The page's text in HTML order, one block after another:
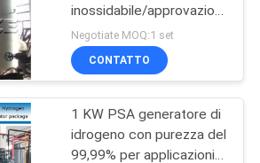
inossidabile/approvazione
dello SGS/CCS/iso
Negotiate MOQ:1 set
CONTATTO
1 KW PSA generatore di
idrogeno con purezza del
99,99% per applicazioni